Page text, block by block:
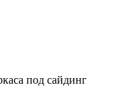
под сайдинг